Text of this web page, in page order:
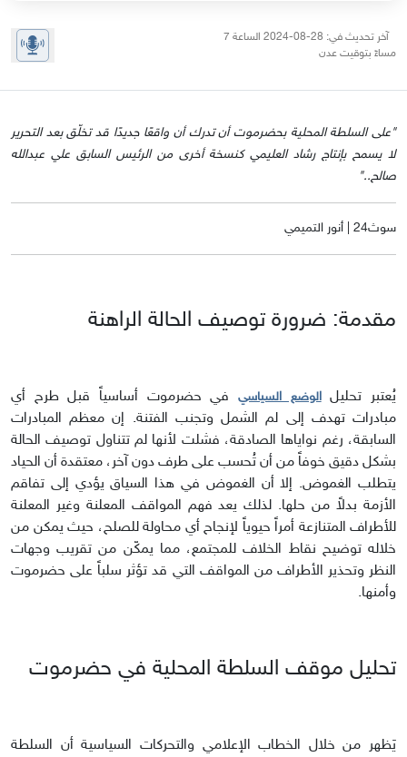
آخر تحديث في: 28-08-2024 الساعة 7
مساءً بتوقيت عدن
"على السلطة المحلية بحضرموت أن تدرك أن واقعًا جديدًا قد تخلّق بعد التحرير
لا يسمح بإنتاج رشاد العليمي كنسخة أخرى من الرئيس السابق علي عبدالله
صالح.."
سوث24 | أنور التميمي
مقدمة: ضرورة توصيف الحالة الراهنة
يُعتبر تحليلالوضع السياسي في حضرموت أساسياً قبل طرح أي
مبادرات تهدف إلى لم الشمل وتجنب الفتنة. إن معظم المبادرات
السابقة، رغم نواياها الصادقة، فشلت لأنها لم تتناول توصيف الحالة
بشكل دقيق خوفاً من أن تُحسب على طرف دون آخر، معتقدة أن الحياد
يتطلب الغموض. إلا أن الغموض في هذا السياق يؤدي إلى تفاقم
الأزمة بدلاً من حلها. لذلك يعد فهم المواقف المعلنة وغير المعلنة
للأطراف المتنازعة أمراً حيوياً لإنجاح أي محاولة للصلح، حيث يمكن من
خلاله توضيح نقاط الخلاف للمجتمع، مما يمكّن من تقريب وجهات
النظر وتحذير الأطراف من المواقف التي قد تؤثر سلباً على حضرموت
وأمنها.
تحليل موقف السلطة المحلية في حضرموت
يَظهر من خلال الخطاب الإعلامي والتحركات السياسية أن السلطة